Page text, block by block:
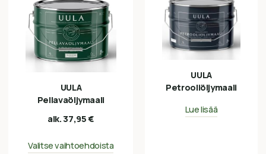
UULA
Pellavaöljymaali
alk.37,95€
Valitse vaihtoehdoista
UULA
Petrooliöljymaali
Lue lisää